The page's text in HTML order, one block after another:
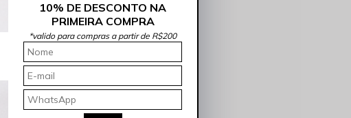
10% DE DESCONTO NA
PRIMEIRA COMPRA
*valido para compras a partir de R$200